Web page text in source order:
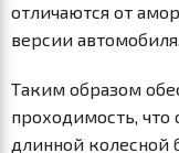
отличаются от
версии автомобиля.
Таким образом
проходимость, что
длинной колесной